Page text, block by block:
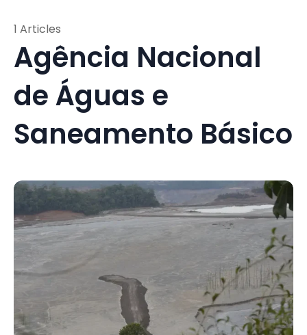
Agência Nacional
de Águas e
Saneamento Básico
1 Articles